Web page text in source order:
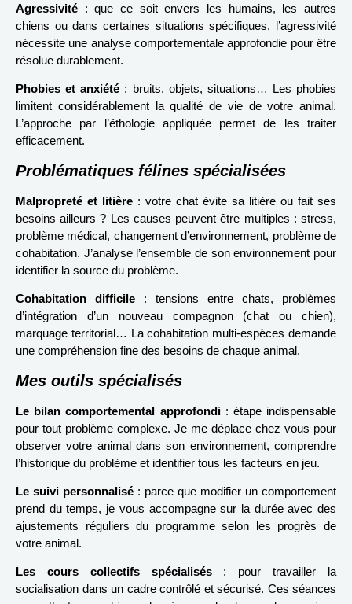
Agressivité : que ce soit envers les humains, les autres
chiens ou dans certaines situations spécifiques, l’agressivité
nécessite une analyse comportementale approfondie pour être
résolue durablement.
Phobies et anxiété : bruits, objets, situations… Les phobies
limitent considérablement la qualité de vie de votre animal.
L’approche par l’éthologie appliquée permet de les traiter
efficacement.
Problématiques félines spécialisées
Malpropreté et litière : votre chat évite sa litière ou fait ses
besoins ailleurs ? Les causes peuvent être multiples : stress,
problème médical, changement d’environnement, problème de
cohabitation. J’analyse l’ensemble de son environnement pour
identifier la source du problème.
Cohabitation difficile : tensions entre chats, problèmes
d’intégration d’un nouveau compagnon (chat ou chien),
marquage territorial… La cohabitation multi-espèces demande
une compréhension fine des besoins de chaque animal.
Mes outils spécialisés
Le bilan comportemental approfondi: étape indispensable
pour tout problème complexe. Je me déplace chez vous pour
observer votre animal dans son environnement, comprendre
l’historique du problème et identifier tous les facteurs en jeu.
Le suivi personnalisé : parce que modifier un comportement
prend du temps, je vous accompagne sur la durée avec des
ajustements réguliers du programme selon les progrès de
votre animal.
Les cours collectifs spécialisés: pour travailler la
socialisation dans un cadre contrôlé et sécurisé. Ces séances